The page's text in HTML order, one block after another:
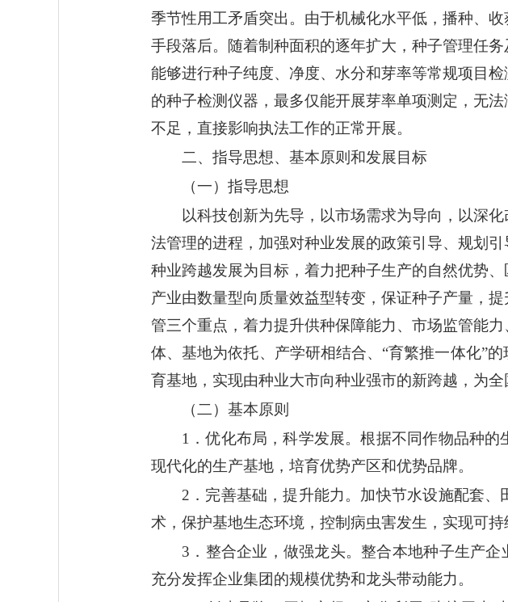
季节性用工矛盾突出。由于机械化水平低，播种、
手段落后。随着制种面积的逐年扩大，种子管理任
能够进行种子纯度、净度、水分和芽率等常规项目
的种子检测仪器，最多仅能开展芽率单项测定，无
不足，直接影响执法工作的正常开展。
二、指导思想、基本原则和发展目标
（一）指导思想
以科技创新为先导，以市场需求为导向，以深
法管理的进程，加强对种业发展的政策引导、规划
种业跨越发展为目标，着力把种子生产的自然优势
产业由数量型向质量效益型转变，保证种子产量，
管三个重点，着力提升供种保障能力、市场监管能
体、基地为依托、产学研相结合、“育繁推一体化”
育基地，实现由种业大市向种业强市的新跨越，为全
（二）基本原则
1．优化布局，科学发展。根据不同作物品种的
现代化的生产基地，培育优势产区和优势品牌。
2．完善基础，提升能力。加快节水设施配套
术，保护基地生态环境，控制病虫害发生，实现可持
3．整合企业，做强龙头。整合本地种子生产企
充分发挥企业集团的规模优势和龙头带动能力。